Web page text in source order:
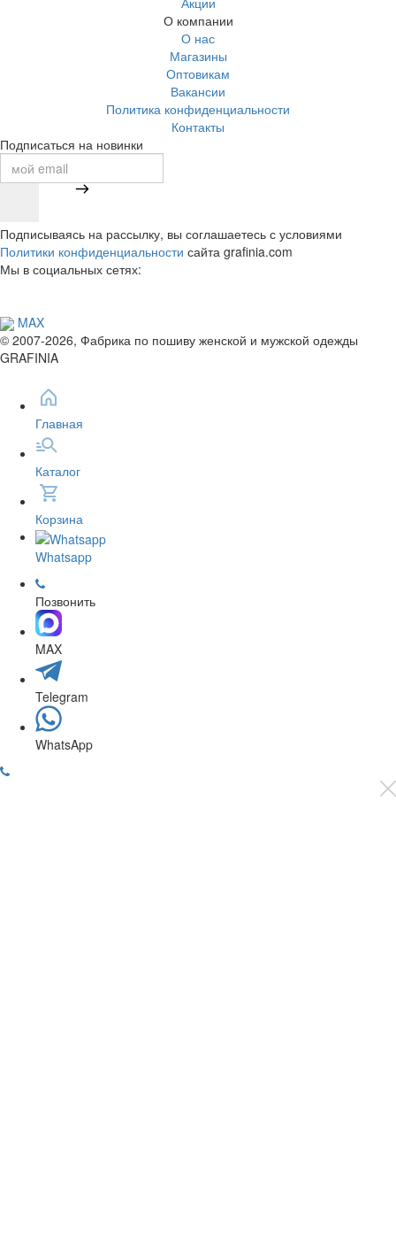
О компании
О нас
Магазины
Оптовикам
Вакансии
Политика конфиденциальности
Контакты
Подписаться на новинки
Подписываясь на рассылку, вы соглашаетесь с условиями
Политики конфиденциальности сайта grafinia.com
Мы в социальных сетях:
MAX
© 2007-2026, Фабрика по пошиву женской и мужской одежды
GRAFINIA
Главная
Каталог
Корзина
Whatsapp
Позвонить
MAX
Telegram
WhatsApp